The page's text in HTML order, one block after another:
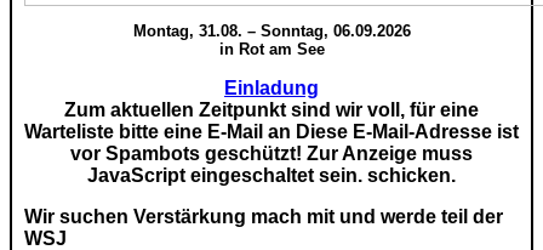
Montag, 31.08. – Sonntag, 06.09.2026
in Rot am See
Einladung
Zum aktuellen Zeitpunkt sind wir voll, für eine
Warteliste bitte eine E-Mail an Diese E-Mail-Adresse ist
vor Spambots geschützt! Zur Anzeige muss
JavaScript eingeschaltet sein. schicken.
Wir suchen Verstärkung mach mit und werde teil der
WSJ